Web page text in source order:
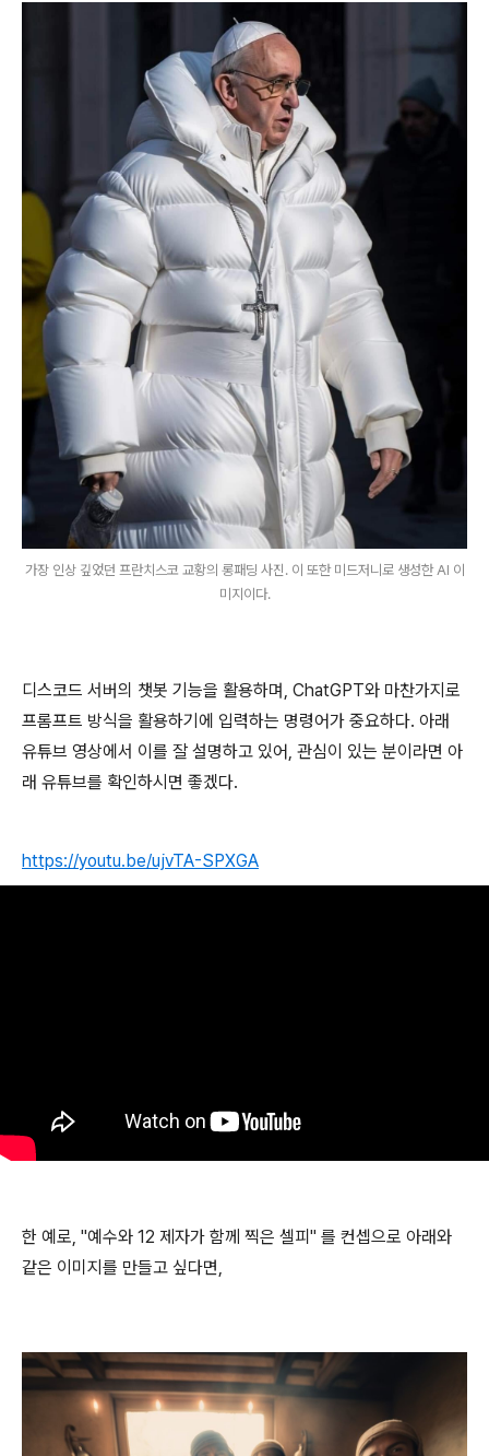
가장 인상 깊었던 프란치스코 교황의 롱패딩 사진. 이 또한 미드저니로 생성한 AI 이
미지이다.
디스코드 서버의 챗봇 기능을 활용하며, ChatGPT와 마찬가지로
프롬프트 방식을 활용하기에 입력하는 명령어가 중요하다. 아래
유튜브 영상에서 이를 잘 설명하고 있어, 관심이 있는 분이라면 아
래 유튜브를 확인하시면 좋겠다.
https://youtu.be/ujvTA-SPXGA
한 예로, "예수와 12 제자가 함께 찍은 셀피" 를 컨셉으로 아래와
같은 이미지를 만들고 싶다면,